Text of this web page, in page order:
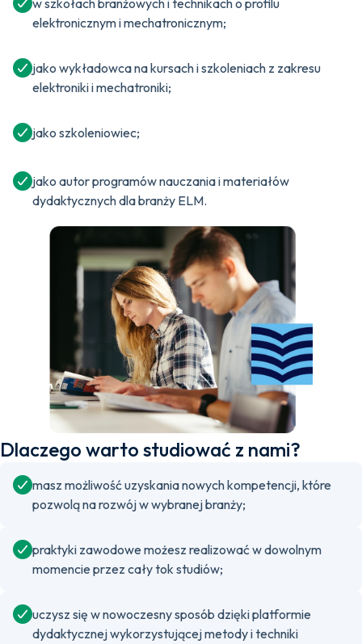
w szkołach branżowych i technikach o profilu
elektronicznym i mechatronicznym;
jako wykładowca na kursach i szkoleniach z zakresu
elektroniki i mechatroniki;
jako szkoleniowiec;
jako autor programów nauczania i materiałów
dydaktycznych dla branży ELM.
Dlaczego warto studiować z nami?
masz możliwość uzyskania nowych kompetencji, które
pozwolą na rozwój w wybranej branży;
praktyki zawodowe możesz realizować w dowolnym
momencie przez cały tok studiów;
uczysz się w nowoczesny sposób dzięki platformie
dydaktycznej wykorzystującej metody i techniki